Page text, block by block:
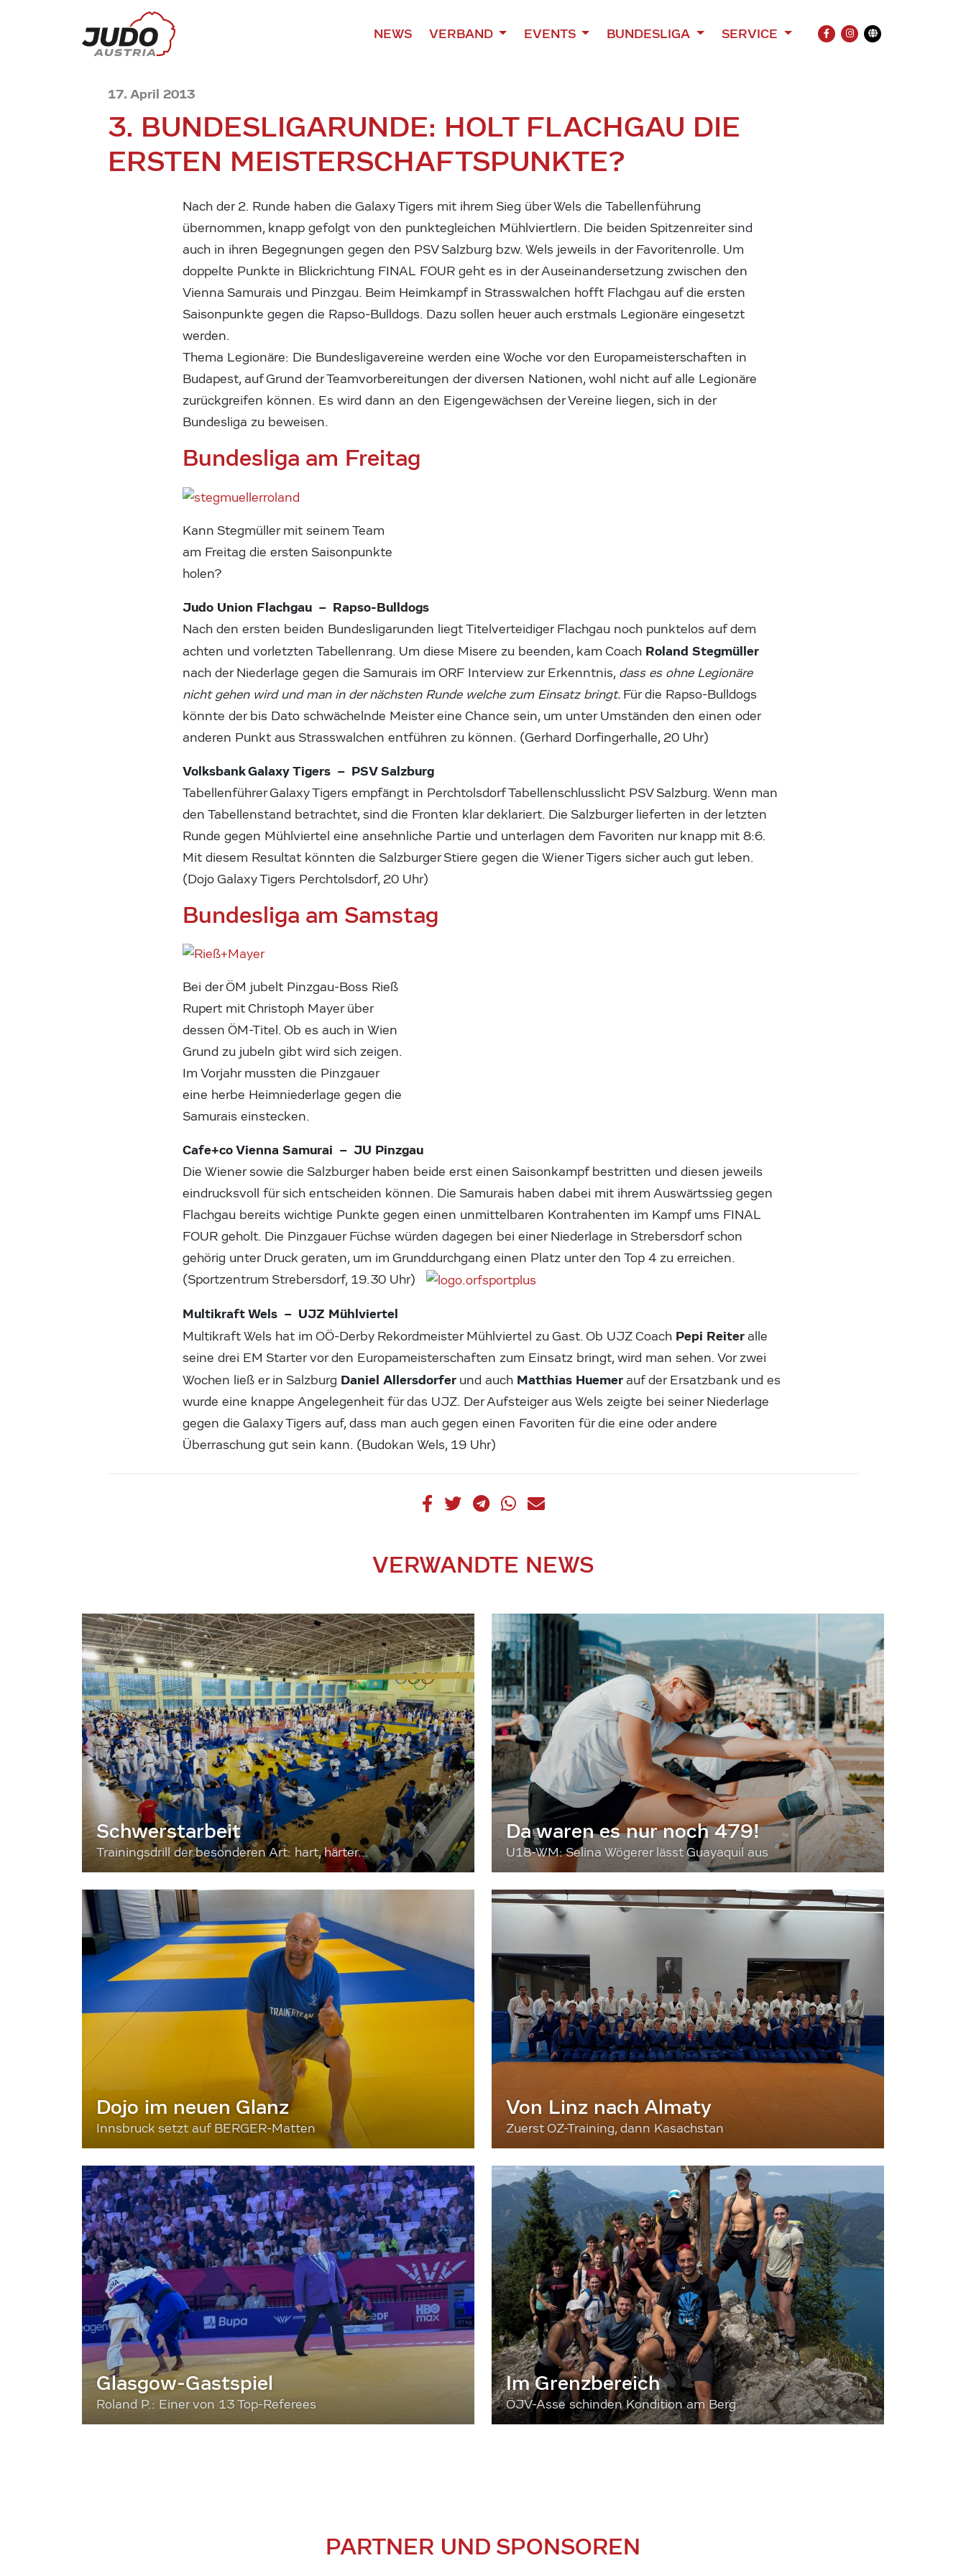
NEWS VERBAND EVENTS BUNDESLIGA SERVICE
FACEBOOK
INSTAGRAM
Übersetzung
17. April 2013
3. BUNDESLIGARUNDE: HOLT FLACHGAU DIE
ERSTEN MEISTERSCHAFTSPUNKTE?
Nach der 2. Runde haben die Galaxy Tigers mit ihrem Sieg über Wels die Tabellenführung
übernommen, knapp gefolgt von den punktegleichen Mühlviertlern. Die beiden Spitzenreiter sind
auch in ihren Begegnungen gegen den PSV Salzburg bzw. Wels jeweils in der Favoritenrolle. Um
doppelte Punkte in Blickrichtung FINAL FOUR geht es in der Auseinandersetzung zwischen den
Vienna Samurais und Pinzgau. Beim Heimkampf in Strasswalchen hofft Flachgau auf die ersten
Saisonpunkte gegen die Rapso-Bulldogs. Dazu sollen heuer auch erstmals Legionäre eingesetzt
werden.
Thema Legionäre: Die Bundesligavereine werden eine Woche vor den Europameisterschaften in
Budapest, auf Grund der Teamvorbereitungen der diversen Nationen, wohl nicht auf alle Legionäre
zurückgreifen können. Es wird dann an den Eigengewächsen der Vereine liegen, sich in der
Bundesliga zu beweisen.
Bundesliga am Freitag
Kann Stegmüller mit seinem Team
am Freitag die ersten Saisonpunkte
holen?
Judo Union Flachgau – Rapso-Bulldogs
Nach den ersten beiden Bundesligarunden liegt Titelverteidiger Flachgau noch punktelos auf dem
achten und vorletzten Tabellenrang. Um diese Misere zu beenden, kam Coach Roland Stegmüller
nach der Niederlage gegen die Samurais im ORF Interview zur Erkenntnis, dass es ohne Legionäre
nicht gehen wird und man in der nächsten Runde welche zum Einsatz bringt. Für die Rapso-Bulldogs
könnte der bis Dato schwächelnde Meister eine Chance sein, um unter Umständen den einen oder
anderen Punkt aus Strasswalchen entführen zu können. (Gerhard Dorfingerhalle, 20 Uhr)
Volksbank Galaxy Tigers – PSV Salzburg
Tabellenführer Galaxy Tigers empfängt in Perchtolsdorf Tabellenschlusslicht PSV Salzburg. Wenn man
den Tabellenstand betrachtet, sind die Fronten klar deklariert. Die Salzburger lieferten in der letzten
Runde gegen Mühlviertel eine ansehnliche Partie und unterlagen dem Favoriten nur knapp mit 8:6.
Mit diesem Resultat könnten die Salzburger Stiere gegen die Wiener Tigers sicher auch gut leben.
(Dojo Galaxy Tigers Perchtolsdorf, 20 Uhr)
Bundesliga am Samstag
Bei der ÖM jubelt Pinzgau-Boss Rieß
Rupert mit Christoph Mayer über
dessen ÖM-Titel. Ob es auch in Wien
Grund zu jubeln gibt wird sich zeigen.
Im Vorjahr mussten die Pinzgauer
eine herbe Heimniederlage gegen die
Samurais einstecken.
Cafe+co Vienna Samurai – JU Pinzgau
Die Wiener sowie die Salzburger haben beide erst einen Saisonkampf bestritten und diesen jeweils
eindrucksvoll für sich entscheiden können. Die Samurais haben dabei mit ihrem Auswärtssieg gegen
Flachgau bereits wichtige Punkte gegen einen unmittelbaren Kontrahenten im Kampf ums FINAL
FOUR geholt. Die Pinzgauer Füchse würden dagegen bei einer Niederlage in Strebersdorf schon
gehörig unter Druck geraten, um im Grunddurchgang einen Platz unter den Top 4 zu erreichen.
(Sportzentrum Strebersdorf, 19.30 Uhr)
Multikraft Wels – UJZ Mühlviertel
Multikraft Wels hat im OÖ-Derby Rekordmeister Mühlviertel zu Gast. Ob UJZ Coach Pepi Reiteralle
seine drei EM Starter vor den Europameisterschaften zum Einsatz bringt, wird man sehen. Vor zwei
Wochen ließ er in Salzburg Daniel Allersdorfer und auch Matthias Huemerauf der Ersatzbank und es
wurde eine knappe Angelegenheit für das UJZ. Der Aufsteiger aus Wels zeigte bei seiner Niederlage
gegen die Galaxy Tigers auf, dass man auch gegen einen Favoriten für die eine oder andere
Überraschung gut sein kann. (Budokan Wels, 19 Uhr)
VERWANDTE NEWS
Schwerstarbeit
Trainingsdrill der besonderen Art: hart, härter...
Da waren es nur noch 479!
U18-WM: Selina Wögerer lässt Guayaquil aus
Dojo im neuen Glanz
Innsbruck setzt auf BERGER-Matten
Von Linz nach Almaty
Zuerst OZ-Training, dann Kasachstan
Glasgow-Gastspiel
Roland P.: Einer von 13 Top-Referees
Im Grenzbereich
ÖJV-Asse schinden Kondition am Berg
PARTNER UND SPONSOREN